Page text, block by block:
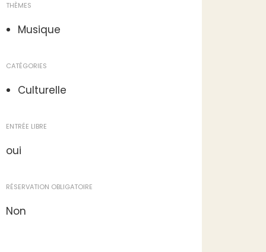
THÈMES
Musique
CATÉGORIES
Culturelle
ENTRÉE LIBRE
oui
RÉSERVATION OBLIGATOIRE
Non